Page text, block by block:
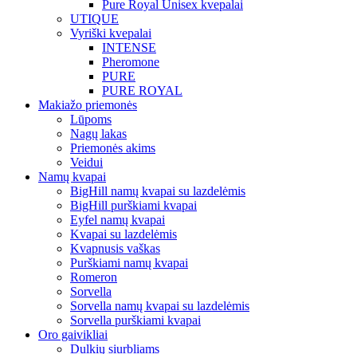
Pure Royal Unisex kvepalai
UTIQUE
Vyriški kvepalai
INTENSE
Pheromone
PURE
PURE ROYAL
Makiažo priemonės
Lūpoms
Nagų lakas
Priemonės akims
Veidui
Namų kvapai
BigHill namų kvapai su lazdelėmis
BigHill purškiami kvapai
Eyfel namų kvapai
Kvapai su lazdelėmis
Kvapnusis vaškas
Purškiami namų kvapai
Romeron
Sorvella
Sorvella namų kvapai su lazdelėmis
Sorvella purškiami kvapai
Oro gaivikliai
Dulkių siurbliams